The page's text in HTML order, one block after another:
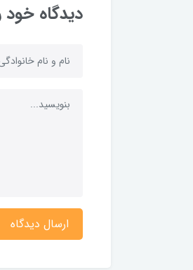
دیدگاه خود
ارسال دیدگاه